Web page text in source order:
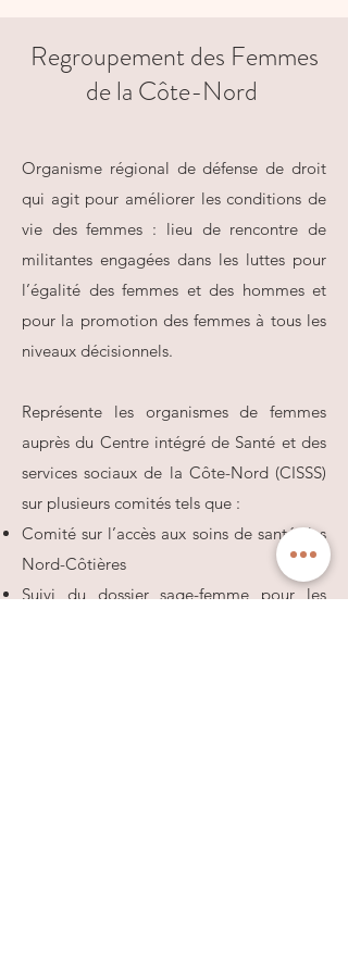
Regroupement des Femmes
de la Côte-Nord
Organisme régional de défense de droit
qui agit pour améliorer les conditions de
vie des femmes : lieu de rencontre de
militantes engagées dans les luttes pour
l’égalité des femmes et des hommes et
pour la promotion des femmes à tous les
niveaux décisionnels.
Représente les organismes de femmes
auprès du Centre intégré de Santé et des
services sociaux de la Côte-Nord (CISSS)
sur plusieurs comités tels que :
Comité sur l’accès aux soins de santé des
Nord-Côtières
Suivi du dossier sage-femme pour les